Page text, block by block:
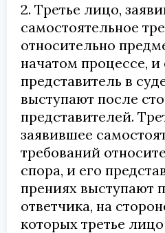
2. Третье лицо,
самостоятельное
относительно
начатом процессе, и
представитель в
выступают после
представителей.
заявившее
требований
спора, и его
прениях выступают
ответчика, на
которых третье